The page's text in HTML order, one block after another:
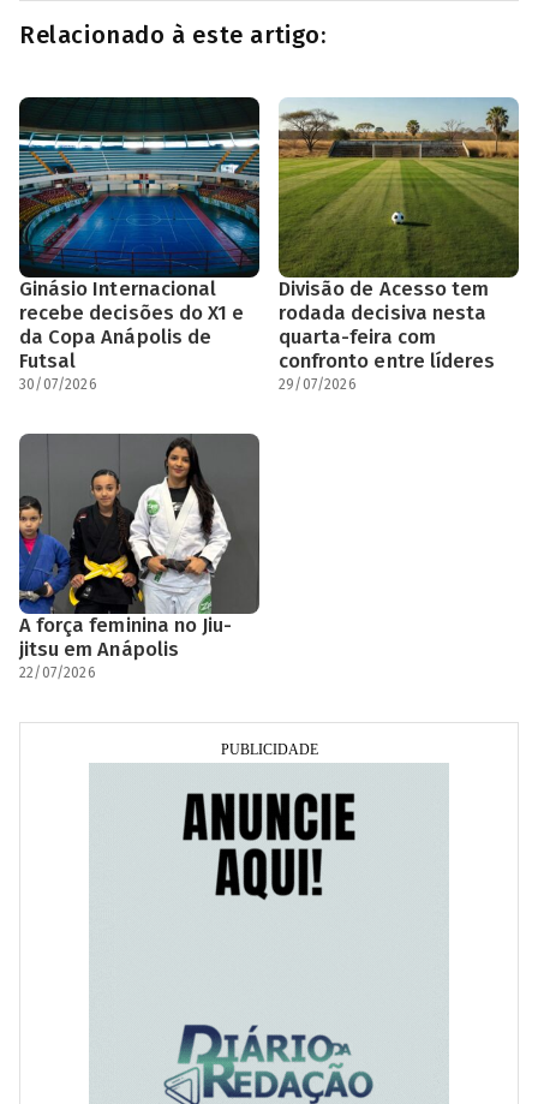
Relacionado à este artigo:
Ginásio Internacional
recebe decisões do X1 e
da Copa Anápolis de
Futsal
30/07/2026
Divisão de Acesso tem
rodada decisiva nesta
quarta-feira com
confronto entre líderes
29/07/2026
A força feminina no Jiu-
jitsu em Anápolis
22/07/2026